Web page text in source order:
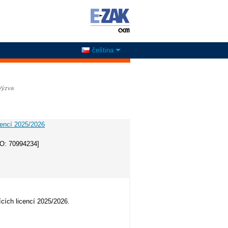
čeština
2025/2026
70994234]
licencí 2025/2026.